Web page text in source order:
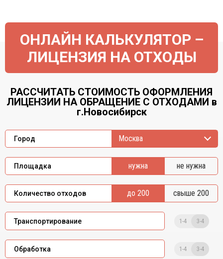
ОНЛАЙН КАЛЬКУЛЯТОР –
ЛИЦЕНЗИЯ НА ОТХОДЫ
РАССЧИТАТЬ СТОИМОСТЬ ОФОРМЛЕНИЯ
ЛИЦЕНЗИИ НА ОБРАЩЕНИЕ С ОТХОДАМИ в
г.Новосибирск
Город Москва
Площадка нужна не нужна
Количество отходов до 200 свыше 200
Транспортирование 1-4 3-4
Обработка 1-4 3-4